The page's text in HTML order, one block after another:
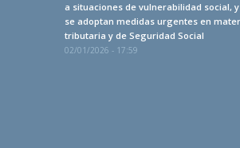
a situaciones de vulnerabilidad social, y
se adoptan medidas urgentes en
tributaria y de Seguridad Social
02/01/2026 - 17:59